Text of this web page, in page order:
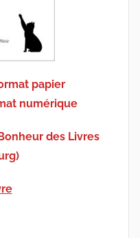
papier
numérique
des Livres